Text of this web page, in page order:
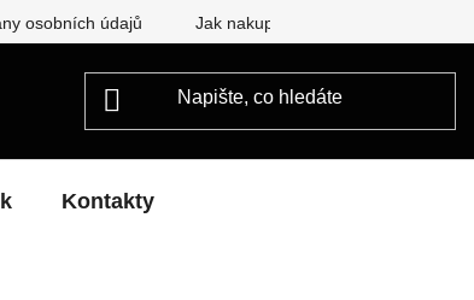
osobních údajů Jak nakupovat
Kontakty